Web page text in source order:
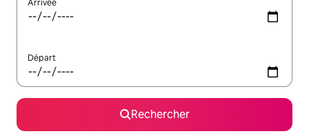
Arrivée
Départ
Rechercher